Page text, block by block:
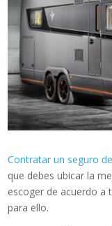
Contratar un seguro
que debes ubicar la
escoger de acuerdo a
para ello.